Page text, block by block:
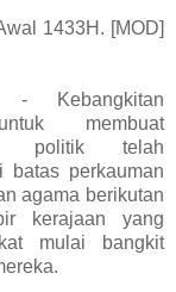
1433H. [MOD]
- Kebangkitan
membuat
politik telah
batas perkauman
agama berikutan
kerajaan yang
mulai bangkit